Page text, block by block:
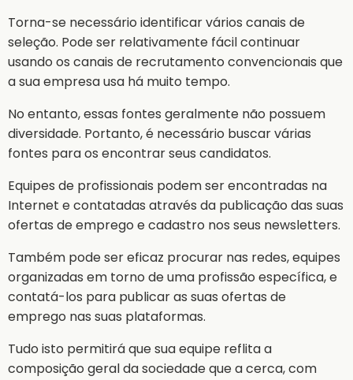
Torna-se necessário identificar vários canais de
seleção. Pode ser relativamente fácil continuar
usando os canais de recrutamento convencionais que
a sua empresa usa há muito tempo.
No entanto, essas fontes geralmente não possuem
diversidade. Portanto, é necessário buscar várias
fontes para os encontrar seus candidatos.
Equipes de profissionais podem ser encontradas na
Internet e contatadas através da publicação das suas
ofertas de emprego e cadastro nos seus newsletters.
Também pode ser eficaz procurar nas redes, equipes
organizadas em torno de uma profissão específica, e
contatá-los para publicar as suas ofertas de
emprego nas suas plataformas.
Tudo isto permitirá que sua equipe reflita a
composição geral da sociedade que a cerca, com